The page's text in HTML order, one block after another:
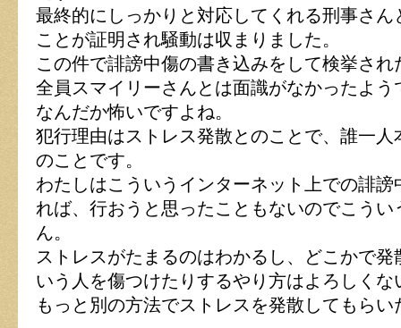
最終的にしっかりと対応してくれる刑事さ
ことが証明され騒動は収まりました。
この件で誹謗中傷の書き込みをして検挙さ
全員スマイリーさんとは面識がなかったよう
なんだか怖いですよね。
犯行理由はストレス発散とのことで、誰一
のことです。
わたしはこういうインターネット上での誹
れば、行おうと思ったこともないのでこう
ん。
ストレスがたまるのはわかるし、どこかで
いう人を傷つけたりするやり方はよろしく
もっと別の方法でストレスを発散してもら